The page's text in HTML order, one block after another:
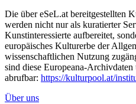
Die über eSeL.at bereitgestellten
werden nicht nur als kuratierter
Kunstinteressierte aufbereitet,
europäisches Kulturerbe der
wissenschaftlichen Nutzung
sind diese Europeana-
abrufbar: https://kulturpool.at/
Über uns